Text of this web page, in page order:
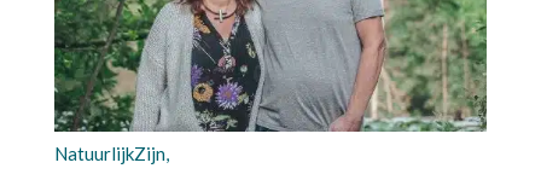
NatuurlijkZijn,